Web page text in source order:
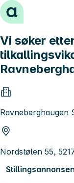
Hopp til innhold
Vi søker
Ravneberghaugen
Nordstølen 55,